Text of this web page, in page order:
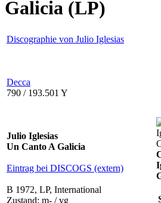
Galicia (LP)
Discographie von Julio Iglesias
Decca
790 / 193.501 Y
Julio Iglesias
Un Canto A Galicia
Eintrag bei DISCOGS (extern)
B 1972, LP, International
Zustand: m- / vg